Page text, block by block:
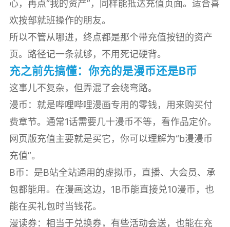
心，再点“我的资产”，同样能抵达充值页面。适合喜
欢按部就班操作的朋友。
所以不管从哪进，终点都是那个带充值按钮的资产
页。路径记一条就够，不用死记硬背。
充之前先搞懂：你充的是漫币还是B币
这事儿不复杂，但弄混了会绕弯路。
漫币：就是哔哩哔哩漫画专用的零钱，用来购买付
费章节。通常1话需要几十漫币不等，看作品定价。
网页版充值主要就是买它，你可以理解为“b漫漫币
充值”。
B币：是B站全站通用的虚拟币，直播、大会员、承
包都能用。在漫画这边，1B币能直接兑10漫币，也
能在买礼包时当钱花。
漫读券：相当于兑换券，有些活动会送，也能在充